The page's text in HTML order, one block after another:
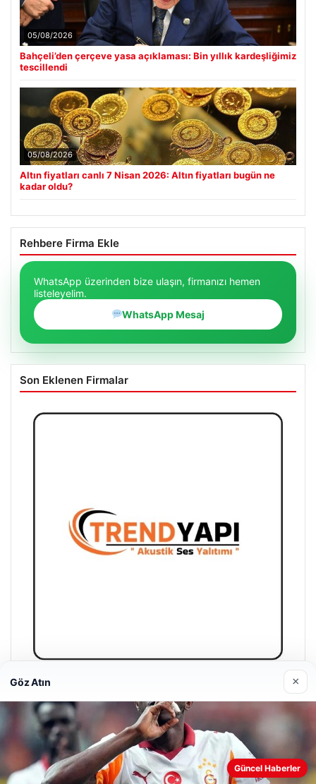
05/08/2026
Bahçeli’den çerçeve yasa açıklaması: Bin yıllık kardeşliğimiz
tescillendi
05/08/2026
Altın fiyatları canlı 7 Nisan 2026: Altın fiyatları bugün ne
kadar oldu?
Rehbere Firma Ekle
WhatsApp üzerinden bize ulaşın, firmanızı hemen
listeleyelim.
WhatsApp Mesaj
Son Eklenen Firmalar
Trend Yapı Akustik
18/04/2026
Web sitemizi nasıl kullandığınızı daha iyi anlayabilmek,
Göz Atın ×
Güncel Haberler